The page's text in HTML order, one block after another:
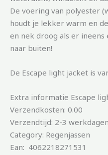
De voering van polyester
houdt je lekker warm en
en nek droog als er
naar buiten!
De Escape light jacket is
Extra informatie Escape
Verzendkosten: 0.00
Verzendtijd: 2-3 werkdagen
Category: Regenjassen
Ean: 4062218271531